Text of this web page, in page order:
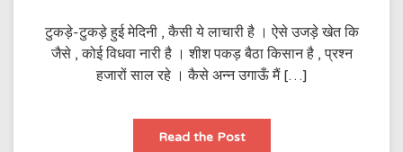
टुकड़े-टुकड़े हुई मेदिनी , कैसी ये लाचारी है । ऐसे उजड़े खेत कि
जैसे , कोई विधवा नारी है । शीश पकड़ बैठा किसान है , प्रश्न
हजारों साल रहे । कैसे अन्न उगाऊँ मैं […]
Read the Postअन्नदाता